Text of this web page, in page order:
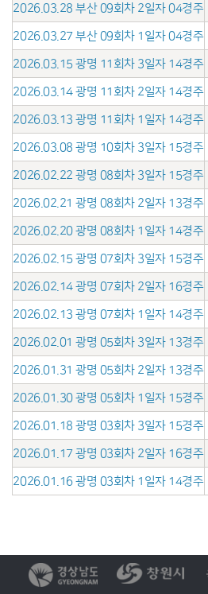
2026.03.28 부산 09회차 2일자 04경주
2026.03.27 부산 09회차 1일자 04경주
2026.03.15 광명 11회차 3일자 14경주
2026.03.14 광명 11회차 2일자 14경주
2026.03.13 광명 11회차 1일자 14경주
2026.03.08 광명 10회차 3일자 15경주
2026.02.22 광명 08회차 3일자 15경주
2026.02.21 광명 08회차 2일자 13경주
2026.02.20 광명 08회차 1일자 14경주
2026.02.15 광명 07회차 3일자 15경주
2026.02.14 광명 07회차 2일자 16경주
2026.02.13 광명 07회차 1일자 14경주
2026.02.01 광명 05회차 3일자 13경주
2026.01.31 광명 05회차 2일자 13경주
2026.01.30 광명 05회차 1일자 15경주
2026.01.18 광명 03회차 3일자 15경주
2026.01.17 광명 03회차 2일자 16경주
2026.01.16 광명 03회차 1일자 14경주